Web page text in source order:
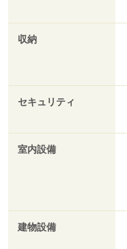
収納
セキュリティ
室内設備
建物設備